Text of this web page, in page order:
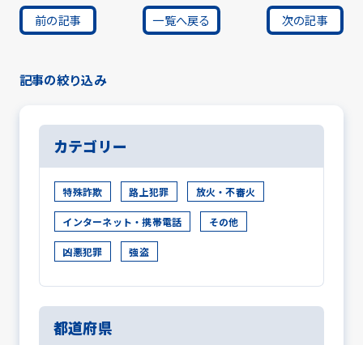
前の記事 一覧へ戻る 次の記事
記事の絞り込み
カテゴリー
特殊詐欺 路上犯罪 放火・不審火
インターネット・携帯電話 その他
凶悪犯罪 強盗
都道府県